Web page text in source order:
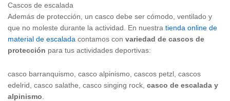
Cascos de escalada
Además de protección, un casco debe ser cómodo, ventilado y
que no moleste durante la actividad. En nuestra tienda online de
material de escalada contamos con variedad de cascos de
protección para tus actividades deportivas:
casco barranquismo, casco alpinismo, cascos petzl, cascos
edelrid, casco salathe, casco singing rock, casco de escalada y
alpinismo